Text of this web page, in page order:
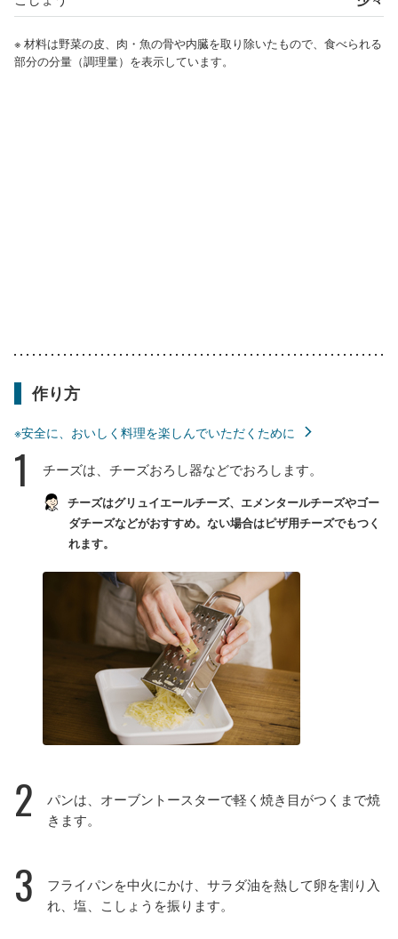
※ 材料は野菜の皮、肉・魚の骨や内臓を取り除いたもので、食べられる
部分の分量（調理量）を表示しています。
作り方
※安全に、おいしく料理を楽しんでいただくために
1 チーズは、チーズおろし器などでおろします。
チーズはグリュイエールチーズ、エメンタールチーズやゴー
ダチーズなどがおすすめ。ない場合はピザ用チーズでもつく
れます。
2
パンは、オーブントースターで軽く焼き目がつくまで焼
きます。
3
フライパンを中火にかけ、サラダ油を熱して卵を割り入
れ、塩、こしょうを振ります。